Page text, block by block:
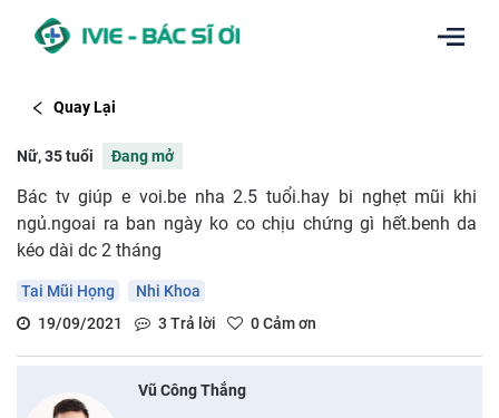
Quay Lại
Nữ, 35 tuổi Đang mở
Bác tv giúp e voi.be nha 2.5 tuổi.hay bi nghẹt mũi khi
ngủ.ngoai ra ban ngày ko co chịu chứng gì hết.benh da
kéo dài dc 2 tháng
Tai Mũi Họng
Nhi Khoa
19/09/2021
3 Trả lời 0Cảm ơn
Vũ Công Thắng